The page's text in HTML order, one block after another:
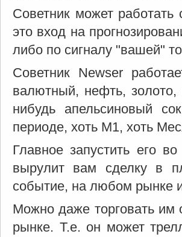
Советник может
это вход на
либо по сигналу "вашей"
Советник Newser
валютный, нефть,
нибудь апельсиновый
периоде, хоть М1, хоть
Главное запустить его
вырулит вам сделку в
событие, на любом рынке
Можно даже торговать им
рынке. Т.е. он может